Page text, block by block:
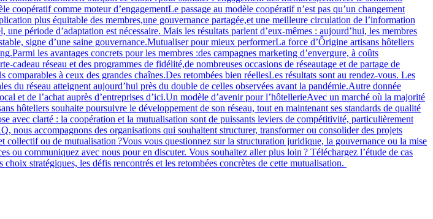
comme moteur d’engagementLe passage au modèle coopératif n’est pas qu’un changement
plus équitable des membres,une gouvernance partagée,et une meilleure circulation de l’information
période d’adaptation est nécessaire. Mais les résultats parlent d’eux-mêmes : aujourd’hui, les membres
signe d’une saine gouvernance.Mutualiser pour mieux performerLa force d’Ôrigine artisans hôteliers
les avantages concrets pour les membres :des campagnes marketing d’envergure, à coûts
réseau et des programmes de fidélité,de nombreuses occasions de réseautage et de partage de
à ceux des grandes chaînes.Des retombées bien réellesLes résultats sont au rendez-vous. Les
du réseau atteignent aujourd’hui près du double de celles observées avant la pandémie.Autre donnée
et de l’achat auprès d’entreprises d’ici.Un modèle d’avenir pour l’hôtellerieAvec un marché où la majorité
hôteliers souhaite poursuivre le développement de son réseau, tout en maintenant ses standards de qualité
avec clarté : la coopération et la mutualisation sont de puissants leviers de compétitivité, particulièrement
nous accompagnons des organisations qui souhaitent structurer, transformer ou consolider des projets
ou de mutualisation ?Vous vous questionnez sur la structuration juridique, la gouvernance ou la mise
communiquez avec nous pour en discuter. Vous souhaitez aller plus loin ? Téléchargez l’étude de cas
stratégiques, les défis rencontrés et les retombées concrètes de cette mutualisation.